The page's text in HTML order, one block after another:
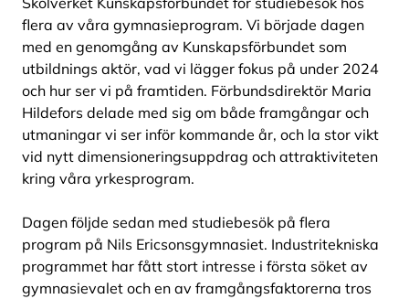
flera av våra gymnasieprogram. Vi började dagen
med en genomgång av Kunskapsförbundet som
utbildnings aktör, vad vi lägger fokus på under 2024
och hur ser vi på framtiden. Förbundsdirektör Maria
Hildefors delade med sig om både framgångar och
utmaningar vi ser inför kommande år, och la stor vikt
vid nytt dimensioneringsuppdrag och attraktiviteten
kring våra yrkesprogram.
Dagen följde sedan med studiebesök på flera
program på Nils Ericsonsgymnasiet. Industritekniska
programmet har fått stort intresse i första söket av
gymnasievalet och en av framgångsfaktorerna tros